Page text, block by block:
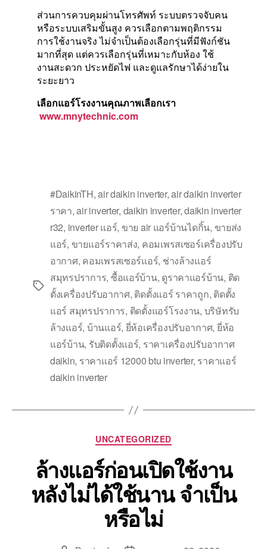
ส่วนการควบคุมผ่านโทรศัพท์ ระบบตรวจจับคน
หรือระบบเสริมขั้นสูง ควรเลือกตามพฤติกรรม
การใช้งานจริง ไม่จำเป็นต้องเลือกรุ่นที่มีฟังก์ชัน
มากที่สุด แต่ควรเลือกรุ่นที่เหมาะกับห้อง ใช้
งานสะดวก ประหยัดไฟ และดูแลรักษาได้ง่ายใน
ระยะยาว
เลือกแอร์โรงงานคุณภาพเลือกเรา
www.mnytechnic.com
#DaikinTH,air daikin inverter,air daikin inverter
ราคา,air inverter, daikin inverter,daikin inverter
r32, inverter แอร์, ขาย air แอร์บ้านไดกิ้น, ขายส่ง
แอร์, ขายแอร์ราคาส่ง, คอมเพรสเซอร์เครื่องปรับ
อากาศ, คอมเพรสเซอร์แอร์, ช่างล้างแอร์
สมุทรปราการ, ซื้อแอร์บ้าน, ดูราคาแอร์บ้าน, ติด
ตั้งเครื่องปรับอากาศ, ติดตั้งแอร์ ราคาถูก, ติดตั้ง
แอร์ สมุทรปราการ, ติดตั้งแอร์โรงงาน, บริษัทรับ
ล้างแอร์, บ้านแอร์, ยี่ห้อเครื่องปรับอากาศ, ยี่ห้อ
แอร์บ้าน, รับติดตั้งแอร์, ราคาเครื่องปรับอากาศ
daikin, ราคาแอร์ 12000 btu inverter, ราคาแอร์
daikin inverter
UNCATEGORIZED
ล้างแอร์ก่อนเปิดใช้งาน
หลังไม่ได้ใช้นาน จำเป็น
หรือไม่